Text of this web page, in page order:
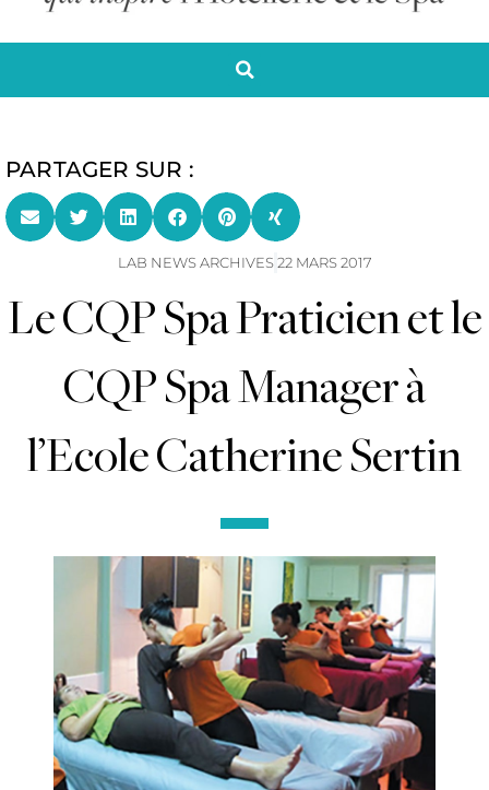
PARTAGER SUR :
LAB NEWS ARCHIVES 22 MARS 2017
Le CQP Spa Praticien et le
CQP Spa Manager à
l’Ecole Catherine Sertin